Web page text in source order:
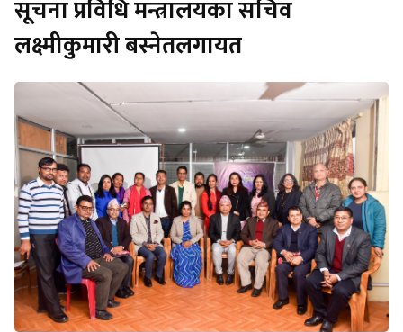
सूचना प्रविधि मन्त्रालयका सचिव
लक्ष्मीकुमारी बस्नेतलगायत